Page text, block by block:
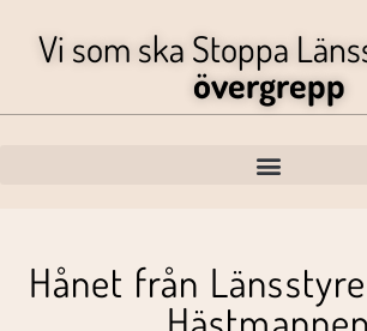
Vi som ska Stoppa
övergrepp
Hånet från